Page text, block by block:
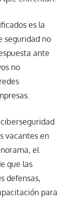
es la
seguridad no
ante
no
vacantes en
el
que las
defensas,
para